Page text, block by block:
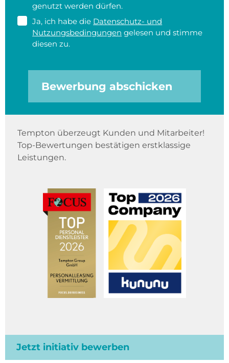
genutzt werden dürfen.
Ja, ich habe die Datenschutz- und
Nutzungsbedingungen gelesen und stimme
diesen zu.
Bewerbung abschicken
Tempton überzeugt Kunden und Mitarbeiter!
Top-Bewertungen bestätigen erstklassige
Leistungen.
Jetzt initiativ bewerben